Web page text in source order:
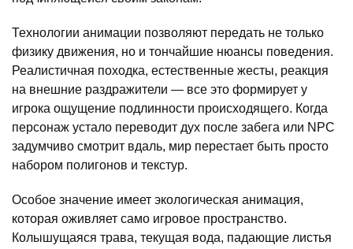
Технологии анимации позволяют передать не только
физику движения, но и тончайшие нюансы поведения.
Реалистичная походка, естественные жесты, реакция
на внешние раздражители — все это формирует у
игрока ощущение подлинности происходящего. Когда
персонаж устало переводит дух после забега или NPC
задумчиво смотрит вдаль, мир перестает быть просто
набором полигонов и текстур.
Особое значение имеет экологическая анимация,
которая оживляет само игровое пространство.
Колышущаяся трава, текущая вода, падающие листья